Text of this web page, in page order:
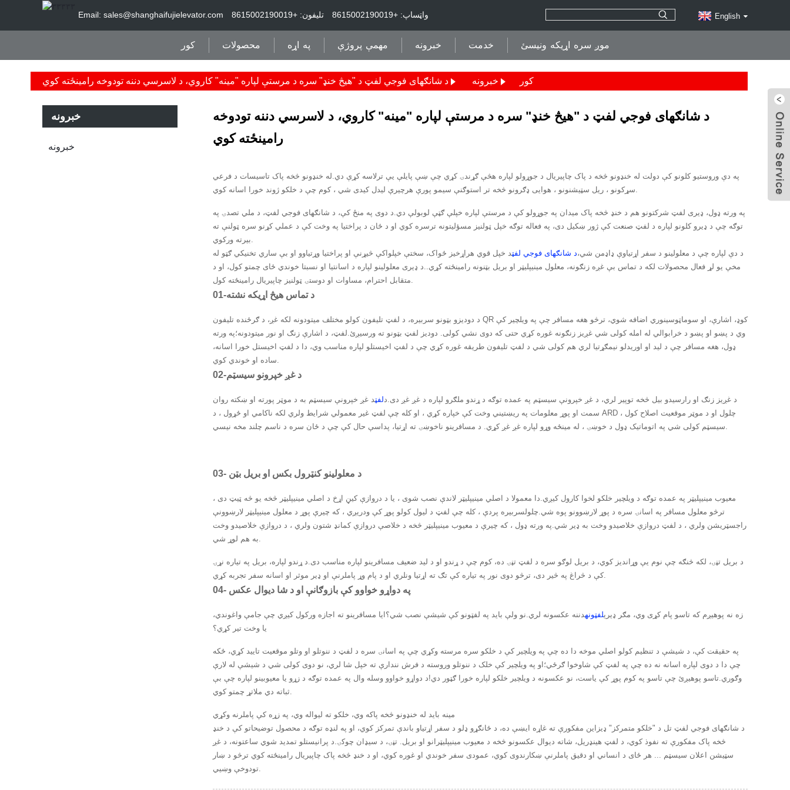
Email: sales@shanghaifujielevator.com تلیفون: +8615002190019 واټساپ: +8615002190019 English
کور محصولات په اړه مهمې پروژې خبرونه خدمت موږ سره اړیکه ونیسئ
کور خبرونه د شانګهای فوجي لفټ د "هیڅ خنډ" سره د مرستې لپاره "مینه" کاروي، د لاسرسي دننه تودوخه رامینځته کوي
خبرونه
خبرونه
د شانګهای فوجي لفټ د "هیڅ خنډ" سره د مرستې لپاره "مینه" کاروي، د لاسرسي دننه تودوخه
رامینځته کوي
په دې وروستيو کلونو کې دولت له خنډونو څخه د پاک چاپيريال د جوړولو لپاره هڅې ګړندۍ کړي چې ښې پايلې يې ترلاسه کړې دي.له خنډونو څخه پاک تاسیسات د فرعي
سړکونو ، ریل سټیشنونو ، هوایی ډګرونو څخه تر استوګنې سیمو پورې هرچیرې لیدل کیدی شي ، کوم چې د خلکو ژوند خورا اسانه کوي.
په ورته ډول، ډیری لفټ شرکتونو هم د خنډ څخه پاک میدان په جوړولو کې د مرستې لپاره خپلې ګټې لوبولې دي.د دوی په منځ کې، د شانګهای فوجي لفټ، د ملي تصدۍ په
توګه چې د ډیرو کلونو لپاره د لفټ صنعت کې ژور ښکیل دی، په فعاله توګه خپل ټولنیز مسؤلیتونه ترسره کوي او د ځان د پراختیا په وخت کې د عملي کړنو سره ټولنې ته
بیرته ورکوي.
د دې لپاره چې د معلولینو د سفر اړتیاوې ډاډمن شي،د شانګهای فوجي لفټد خپل قوي هراړخیز ځواک، سختې خپلواکې څیړنې او پراختیا وړتیاوو او بې ساري تخنیکي ګټو له
مخې یو لړ فعال محصولات لکه د تماس بې غږه زنګونه، معلول مینیپلیټر او بریل بټنونه رامینځته کړي..د ډیری معلولینو لپاره د اسانتیا او نسبتا خوندي ځای چمتو کول، او د
متقابل احترام، مساوات او دوستۍ ټولنیز چاپیریال رامینځته کول.
01-د تماس هیڅ اړیکه نشته
د دودیزو بټونو سربیره، د لفټ تلیفون کولو مختلف میتودونه لکه غږ، د ګرځنده تلیفون QR کوډ، اشارې، او سوماټوسینوري اضافه شوي، ترڅو هغه مسافر چې په ویلچیر کې
وي د پښو او پښو د خرابوالي له امله کولی شي غږیز زنګونه غوره کړي حتی که دوی نشي کولی. دودیز لفټ بټونو ته ورسیږئ.لفټ، د اشارې زنګ او نور میتودونه؛په ورته
ډول، هغه مسافر چې د لید او اوریدلو نیمګړتیا لري هم کولی شي د لفټ تلیفون طریقه غوره کړي چې د لفټ اخیستلو لپاره مناسب وي، دا د لفټ اخیستل خورا اسانه،
ساده او خوندي کوي.
02-د غږ خپرونو سیسټم
د غږیز زنګ او رارسیدو بیل څخه توپیر لري، د غږ خپرونې سیسټم په عمده توګه د ړندو ملګرو لپاره د غږ غږ دی.دلفټد غږ خپرونې سیسټم به د موټر پورته او ښکته روان
سمت او پوړ معلومات په ریښتیني وخت کې خپاره کړي ، او کله چې لفټ غیر معمولي شرایط ولري لکه ناکامي او ځړول ، د ARD چلول او د موټر موقعیت اصلاح کول ،
سیسټم کولی شي په اتوماتيک ډول د خوښۍ ، له مینځه وړو لپاره غږ غږ کړي. د مسافرینو ناخوښۍ ته اړتیا، پداسې حال کې چې د ځان سره د ناسم چلند مخه نیسي.
03- د معلولینو کنټرول بکس او بریل بټن
معیوب مینیپلیټر په عمده توګه د ویلچیر خلکو لخوا کارول کیږي.دا معمولا د اصلي مینیپلیټر لاندې نصب شوی ، یا د دروازې کیڼ اړخ د اصلي مینیپلیټر څخه یو څه ټیټ دی ،
ترڅو معلول مسافر په اسانۍ سره د پوړ لارښوونو پوه شي.چلولسربیره پردې ، کله چې لفټ د لیول کولو پوړ کې ودریږي ، که چیرې پوړ د معلول مینیپلیټر لارښوونې
راجسټریشن ولري ، د لفټ دروازې خلاصیدو وخت به ډیر شي.په ورته ډول ، که چیرې د معیوب مینیپلیټر څخه د خلاصې دروازې کمانډ شتون ولري ، د دروازې خلاصیدو وخت
به هم لوړ شي.
د بریل تڼۍ، لکه څنګه چې نوم یې وړاندیز کوي، د بریل لوګو سره د لفټ تڼۍ ده، کوم چې د ړندو او د لید ضعیف مسافرینو لپاره مناسب دی.د ړندو لپاره، بریل په تیاره نړۍ
کې د څراغ په څیر دی، ترڅو دوی نور په تیاره کې تګ ته اړتیا ونلري او د پام وړ پاملرنې او ډیر موثر او اسانه سفر تجربه کړي.
04- په دواړو خواوو کې بازوګانې او د شا دیوال عکس
زه نه پوهیږم که تاسو پام کړی وي، مګر ډیریلفټونهدننه عکسونه لري.نو ولې باید په لفټونو کې شیشې نصب شي؟ایا مسافرینو ته اجازه ورکول کیږي چې جامې واغوندي،
یا وخت تیر کړي؟
په حقیقت کې، د شیشې د تنظیم کولو اصلي موخه دا ده چې په ویلچیر کې د خلکو سره مرسته وکړي چې په اسانۍ سره د لفټ د ننوتلو او وتلو موقعیت تایید کړي، ځکه
چې دا د دوی لپاره اسانه نه ده چې په لفټ کې شاوخوا ګرځي؛او په ویلچیر کې خلک د ننوتلو وروسته د فرش نندارې ته خپل شا لري، نو دوی کولی شي د شیشې له لارې
وګوري.تاسو پوهیږئ چې تاسو په کوم پوړ کې یاست، نو عکسونه د ویلچیر خلکو لپاره خورا ګټور دي!د دواړو خواوو وسله وال په عمده توګه د زړو یا معیوبینو لپاره چې بې
ثباته دي ملاتړ چمتو کوي.
مینه باید له خنډونو څخه پاکه وي، خلکو ته لیواله وي، په زړه کې پاملرنه وکړي
د شانګهای فوجي لفټ تل د "خلکو متمرکز" ډیزاین مفکورې ته غاړه ایښې ده، د ځانګړو ډلو د سفر اړتیاو باندې تمرکز کوي، او په لنډه توګه د محصول توضیحاتو کې د خنډ
څخه پاک مفکورې ته نفوذ کوي، د لفټ هینډریل، شاته دیوال عکسونو څخه د معیوب مینیپلیټرانو او بریل. تڼۍ، د سیډان چوکۍ.د پرانیستلو تمدید شوي ساعتونه، د غږ
سټیشن اعلان سیسټم ... هر ځای د انساني او دقیق پاملرنې ښکارندوی کوي، عمودی سفر خوندي او غوره کوي، او د خنډ څخه پاک چاپیریال رامینځته کوي ترڅو د ښار
تودوخې وښيي.